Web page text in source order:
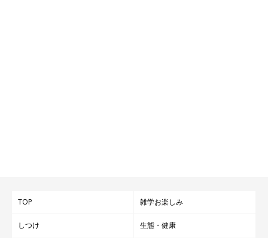
TOP 雑学お楽しみ
しつけ 生態・健康